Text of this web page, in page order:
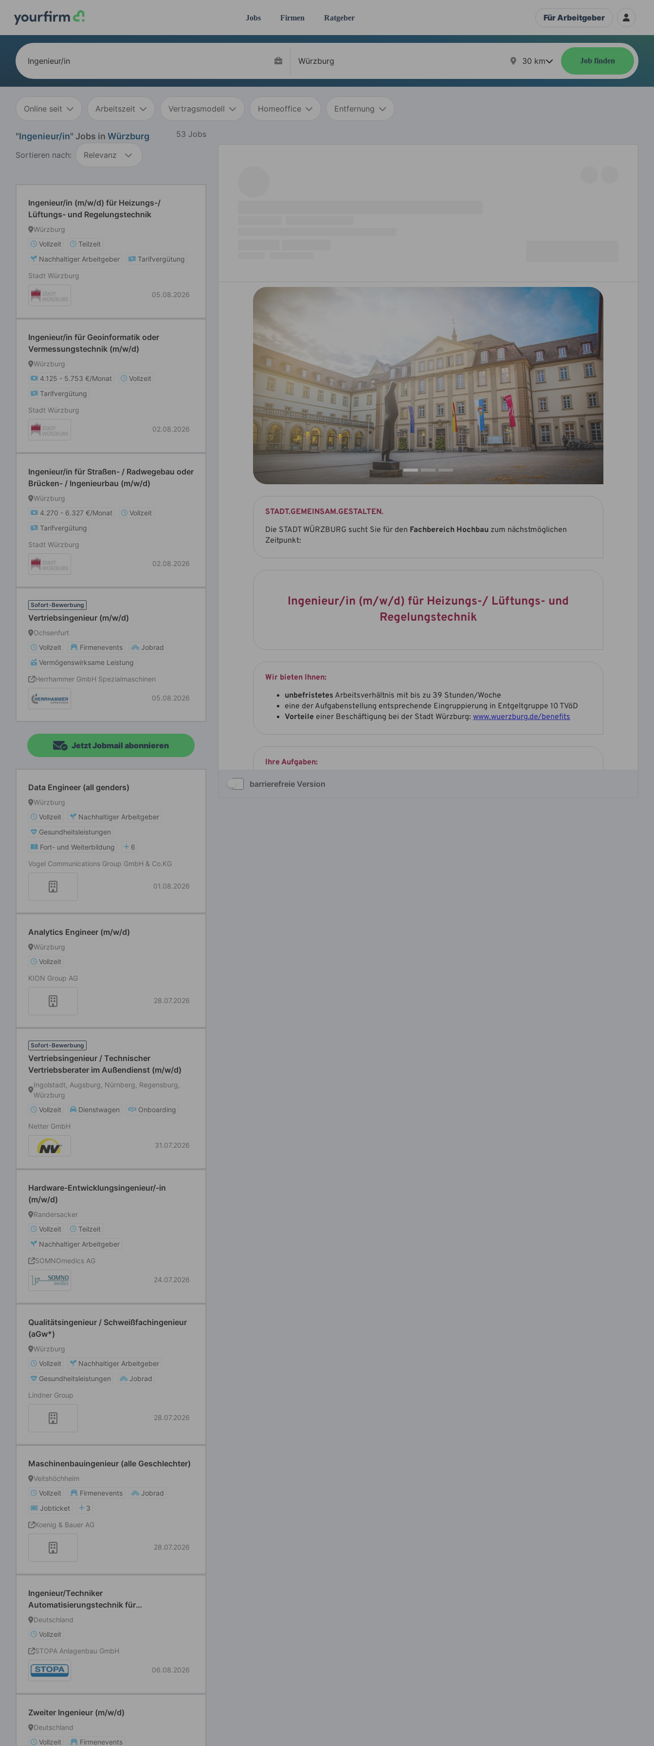
Jobs Firmen Ratgeber Für Arbeitgeber
30 km Job finden
Online seit Arbeitszeit Vertragsmodell Homeoffice Entfernung
"Ingenieur/in" Jobs in Würzburg 53 Jobs
Sortieren nach: Relevanz
Ingenieur/in (m/w/d) für Heizungs-/
Lüftungs- und Regelungstechnik
Würzburg
Vollzeit
Teilzeit
Nachhaltiger Arbeitgeber
Tarifvergütung
Stadt Würzburg
05.08.2026
Ingenieur/in für Geoinformatik oder
Vermessungstechnik (m/w/d)
Würzburg
4.125 - 5.753 €/Monat
Vollzeit
Tarifvergütung
Stadt Würzburg
02.08.2026
Ingenieur/in für Straßen- / Radwegebau oder
Brücken- / Ingenieurbau (m/w/d)
Würzburg
4.270 - 6.327 €/Monat
Vollzeit
Tarifvergütung
Stadt Würzburg
02.08.2026
Sofort-Bewerbung
Vertriebsingenieur (m/w/d)
Ochsenfurt
Vollzeit
Firmenevents
Jobrad
Vermögenswirksame Leistung
Herrhammer GmbH Spezialmaschinen
05.08.2026
Jetzt Jobmail abonnieren
Data Engineer (all genders)
Würzburg
Vollzeit
Nachhaltiger Arbeitgeber
Gesundheitsleistungen
Fort- und Weiterbildung
6
Vogel Communications Group GmbH & Co.KG
01.08.2026
Analytics Engineer (m/w/d)
Würzburg
Vollzeit
KION Group AG
28.07.2026
Sofort-Bewerbung
Vertriebsingenieur / Technischer
Vertriebsberater im Außendienst (m/w/d)
Ingolstadt, Augsburg, Nürnberg, Regensburg,
Würzburg
Vollzeit
Dienstwagen
Onboarding
Netter GmbH
31.07.2026
Hardware-Entwicklungsingenieur/-in
(m/w/d)
Randersacker
Vollzeit
Teilzeit
Nachhaltiger Arbeitgeber
SOMNOmedics AG
24.07.2026
Qualitätsingenieur / Schweißfachingenieur
(aGw*)
Würzburg
Vollzeit
Nachhaltiger Arbeitgeber
Gesundheitsleistungen
Jobrad
Lindner Group
28.07.2026
Maschinenbauingenieur (alle Geschlechter)
Veitshöchheim
Vollzeit
Firmenevents
Jobrad
Jobticket
3
Koenig & Bauer AG
28.07.2026
Ingenieur/Techniker
Automatisierungstechnik für
Inbetriebnahme Außendienst (m/w/d)
Deutschland
Vollzeit
STOPA Anlagenbau GmbH
06.08.2026
Zweiter Ingenieur (m/w/d)
Deutschland
Vollzeit
Firmenevents
barrierefreie Version